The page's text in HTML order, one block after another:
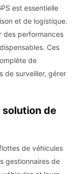
est essentielle
et de logistique.
des performances
Ces
de
de surveiller, gérer
solution de
de véhicules
gestionnaires de